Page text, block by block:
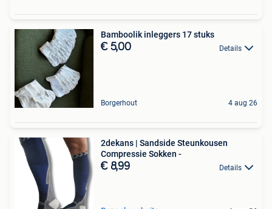
Bamboolik inleggers 17 stuks
€ 5,00 Details
Borgerhout 4 aug 26
2dekans | Sandside Steunkousen
Compressie Sokken -
€ 8,99 Details